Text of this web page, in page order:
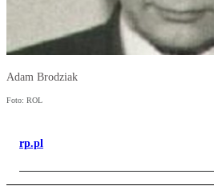
Adam Brodziak
Foto: ROL
rp.pl